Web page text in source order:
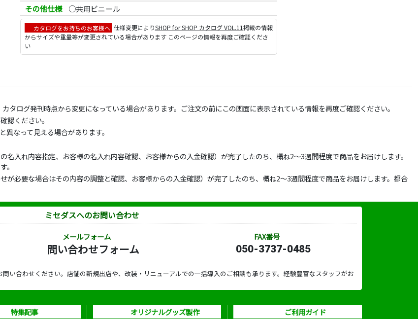
その他仕様
○共用ビニール
カタログをお持ちのお客様へ 仕様変更によりSHOP for SHOP カタログ VOL.11掲載の情報
からサイズや重量等が変更されている場合があります このページの情報を再度ご確認くださ
い
ログ発刊時点から変更になっている場合があります。ご注文の前にこの画面に表示されている情報を再度ご確認ください。
認ください。
なって見える場合があります。
入れ内容指定、お客様の名入れ内容確認、お客様からの入金確認）が完了したのち、概ね2～3週間程度で商品をお届けします。
。
が必要な場合はその内容の調整と確認、お客様からの入金確認）が完了したのち、概ね2～3週間程度で商品をお届けします。都合
ミセダスへのお問い合わせ
メールフォーム
問い合わせフォーム
FAX番号
050-3737-0485
い合わせください。店舗の新規出店や、改装・リニューアルでの一括導入のご相談も承ります。経験豊富なスタッフがお
特集記事 オリジナルグッズ製作 ご利用ガイド